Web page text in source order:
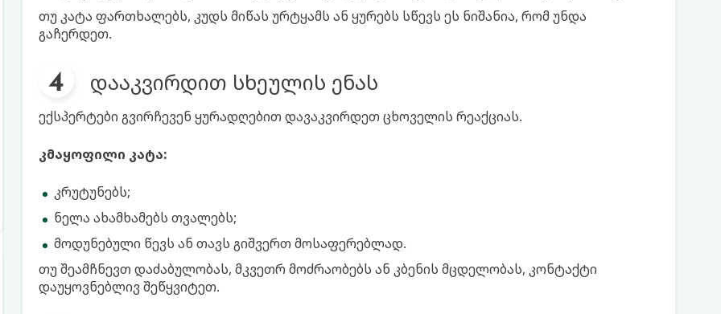
თუ კატა ფართხალებს, კუდს მიწას ურტყამს ან ყურებს სწევს ეს ნიშანია, რომ უნდა
გაჩერდეთ.
დააკვირდით სხეულის ენას
ექსპერტები გვირჩევენ ყურადღებით დავაკვირდეთ ცხოველის რეაქციას.
კმაყოფილი კატა:
კრუტუნებს;
ნელა ახამხამებს თვალებს;
მოდუნებული წევს ან თავს გიშვერთ მოსაფერებლად.
თუ შეამჩნევთ დაძაბულობას, მკვეთრ მოძრაობებს ან კბენის მცდელობას, კონტაქტი
დაუყოვნებლივ შეწყვიტეთ.